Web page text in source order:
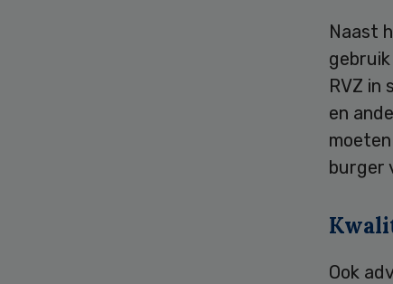
Naast
RVZ in
en
burger
Ook